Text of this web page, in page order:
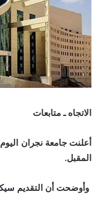
الاتجاه ـ متابعات
أعلنت جامعة نجران
المقبل.
وأوضحت أن التقديم